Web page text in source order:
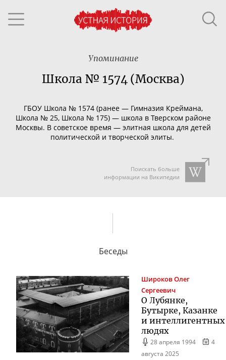
Упоминание
Школа № 1574 (Москва)
ГБОУ Школа № 1574 (ранее — Гимназия Креймана,
Школа № 25, Школа № 175) — школа в Тверском районе
Москвы. В советское время — элитная школа для детей
политической и творческой элиты.
Поискать больше
информации на Википедии
Беседы
ШироковОлег
Сергеевич
О Лубянке,
Бутырке, Казанке
и интеллигентных
людях
28 апреля 1994
4
августа 2025